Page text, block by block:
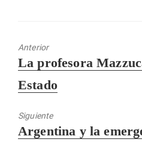
Anterior
Entrada
La profesora
Estado
Siguiente
Entrada
Argentina y la